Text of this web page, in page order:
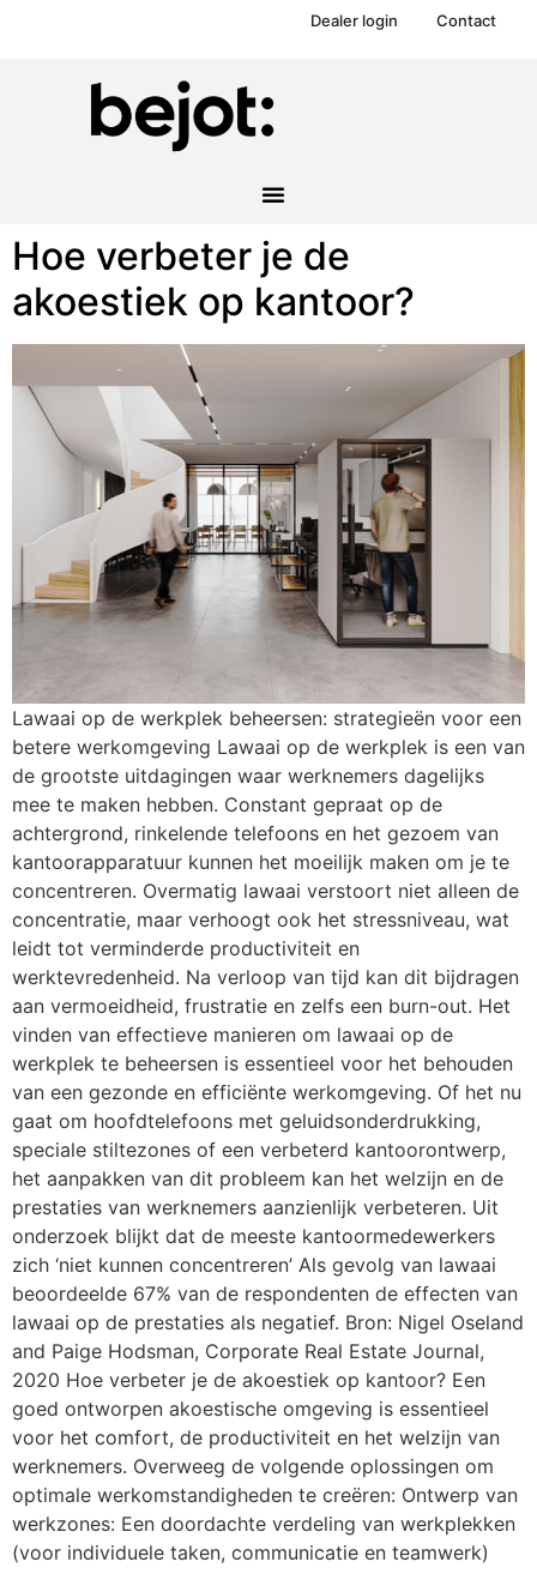
Dealer login Contact
Hoe verbeter je de
akoestiek op kantoor?
Lawaai op de werkplek beheersen: strategieën voor een
betere werkomgeving Lawaai op de werkplek is een van
de grootste uitdagingen waar werknemers dagelijks
mee te maken hebben. Constant gepraat op de
achtergrond, rinkelende telefoons en het gezoem van
kantoorapparatuur kunnen het moeilijk maken om je te
concentreren. Overmatig lawaai verstoort niet alleen de
concentratie, maar verhoogt ook het stressniveau, wat
leidt tot verminderde productiviteit en
werktevredenheid. Na verloop van tijd kan dit bijdragen
aan vermoeidheid, frustratie en zelfs een burn-out. Het
vinden van effectieve manieren om lawaai op de
werkplek te beheersen is essentieel voor het behouden
van een gezonde en efficiënte werkomgeving. Of het nu
gaat om hoofdtelefoons met geluidsonderdrukking,
speciale stiltezones of een verbeterd kantoorontwerp,
het aanpakken van dit probleem kan het welzijn en de
prestaties van werknemers aanzienlijk verbeteren. Uit
onderzoek blijkt dat de meeste kantoormedewerkers
zich ‘niet kunnen concentreren’ Als gevolg van lawaai
beoordeelde 67% van de respondenten de effecten van
lawaai op de prestaties als negatief. Bron: Nigel Oseland
and Paige Hodsman, Corporate Real Estate Journal,
2020 Hoe verbeter je de akoestiek op kantoor? Een
goed ontworpen akoestische omgeving is essentieel
voor het comfort, de productiviteit en het welzijn van
werknemers. Overweeg de volgende oplossingen om
optimale werkomstandigheden te creëren: Ontwerp van
werkzones: Een doordachte verdeling van werkplekken
(voor individuele taken, communicatie en teamwerk)